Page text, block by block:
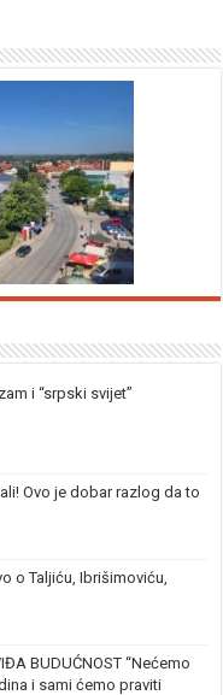
i “srpski svijet”
Ovo je dobar razlog da to
o Taljiću, Ibrišimoviću,
BUDUĆNOST “Nećemo
i sami ćemo praviti